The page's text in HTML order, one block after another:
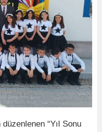
“Yıl Sonu